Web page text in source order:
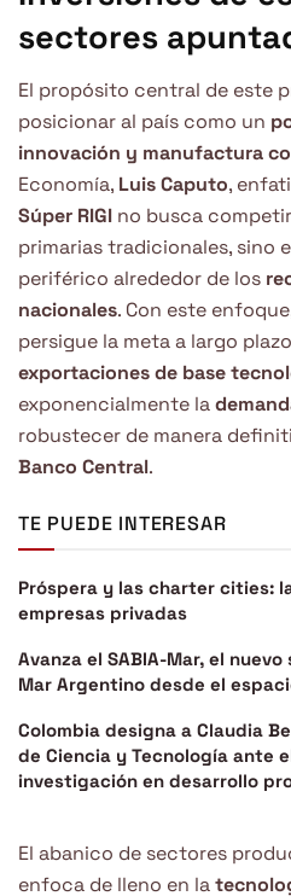
sectores
El propósito central de este
posicionar al país como un
innovación y manufactura
Economía, Luis Caputo,
Súper RIGI no busca
primarias tradicionales, sino
periférico alrededor de los
nacionales. Con este
persigue la meta a largo
exportaciones de base
exponencialmente la
robustecer de manera
Banco Central.
TE PUEDE INTERESAR
Próspera y las charter cities:
empresas privadas
Avanza el SABIA-Mar, el
Mar Argentino desde el
Colombia designa a Claudia
de Ciencia y Tecnología ante
investigación en desarrollo
El abanico de sectores
enfoca de lleno en la